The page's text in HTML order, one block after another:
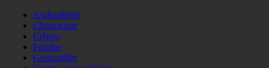
Andouillette
Choucroute
Crêpes
Fondue
Grenouilles